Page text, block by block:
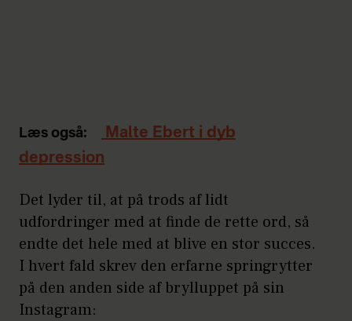
Læs også:
Malte Ebert i dyb
depression
Det lyder til, at på trods af lidt
udfordringer med at finde de rette ord, så
endte det hele med at blive en stor succes.
I hvert fald skrev den erfarne springrytter
på den anden side af brylluppet på sin
Instagram: